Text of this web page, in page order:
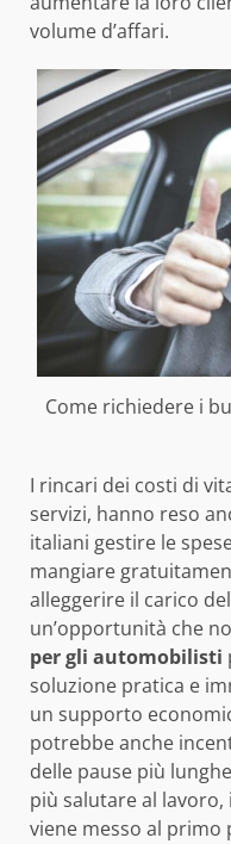
volume d’affari.
Come richiedere i
I rincari dei costi di
servizi, hanno reso
italiani gestire le
mangiare
alleggerire il carico
un’opportunità che
per gli automobilisti
soluzione pratica e
un supporto
potrebbe anche
delle pause più
più salutare al
viene messo al primo